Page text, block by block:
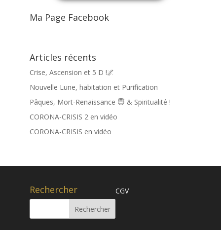
Ma Page Facebook
Articles récents
Crise, Ascension et 5 D !🌌
Nouvelle Lune, habitation et Purification
Pâques, Mort-Renaissance 😇 & Spiritualité !
CORONA-CRISIS 2 en vidéo
CORONA-CRISIS en vidéo
Rechercher CGV